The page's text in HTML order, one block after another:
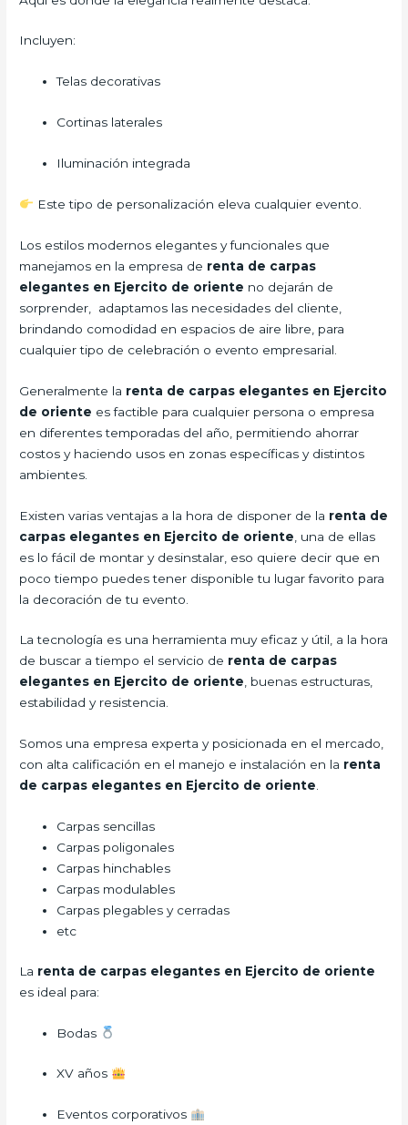
Incluyen:
Telas decorativas
Cortinas laterales
Iluminación integrada
Este tipo de personalización eleva cualquier evento.
Los estilos modernos elegantes y funcionales que
manejamos en la empresa de renta de carpas
elegantes en Ejercito de oriente no dejarán de
sorprender, adaptamos las necesidades del cliente,
brindando comodidad en espacios de aire libre, para
cualquier tipo de celebración o evento empresarial.
Generalmente la renta de carpas elegantes en Ejercito
de oriente es factible para cualquier persona o empresa
en diferentes temporadas del año, permitiendo ahorrar
costos y haciendo usos en zonas específicas y distintos
ambientes.
Existen varias ventajas a la hora de disponer de la renta de
carpas elegantes en Ejercito de oriente , una de ellas
es lo fácil de montar y desinstalar, eso quiere decir que en
poco tiempo puedes tener disponible tu lugar favorito para
la decoración de tu evento.
La tecnología es una herramienta muy eficaz y útil, a la hora
de buscar a tiempo el servicio de renta de carpas
elegantes en Ejercito de oriente, buenas estructuras,
estabilidad y resistencia.
Somos una empresa experta y posicionada en el mercado,
con alta calificación en el manejo e instalación en la renta
de carpas elegantes en Ejercito de oriente.
Carpas sencillas
Carpas poligonales
Carpas hinchables
Carpas modulables
Carpas plegables y cerradas
etc
La renta de carpas elegantes en Ejercito de oriente
es ideal para:
Bodas
XV años
Eventos corporativos